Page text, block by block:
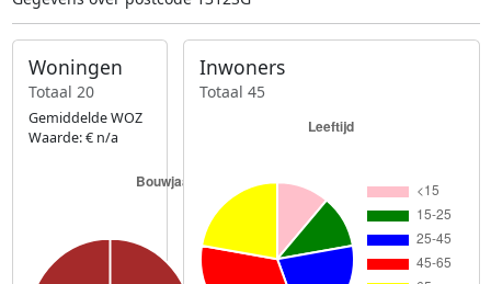
Woningen
Totaal 20
Gemiddelde WOZ
Waarde: € n/a
Inwoners
Totaal 45